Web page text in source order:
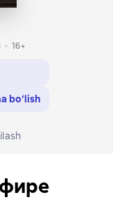
16+
bo‘lish